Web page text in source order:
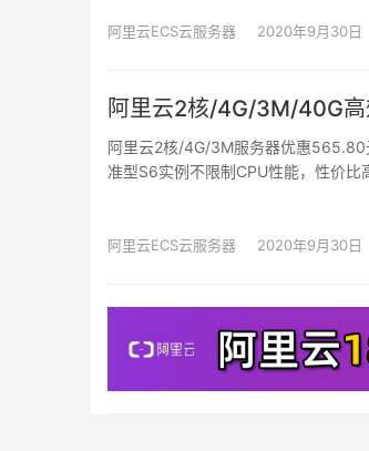
阿里云ECS云服务器 2020年9月30日
阿里云2核/4G/3M/40G高
阿里云2核/4G/3M服务器优惠
准型S6实例不限制CPU性能，性价比
阿里云ECS云服务器 2020年9月30日